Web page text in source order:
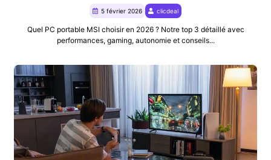
5 février 2026 clicdeal
Quel PC portable MSI choisir en 2026 ? Notre top 3 détaillé avec
performances, gaming, autonomie et conseils...